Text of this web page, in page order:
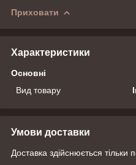
Приховати
Характеристики
Основні
Вид товару
Умови доставки
Доставка здійснюється тільки